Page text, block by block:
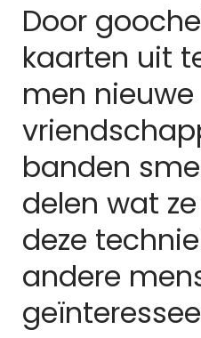
Door
kaarten uit
men nieuwe
banden
delen wat
deze
andere